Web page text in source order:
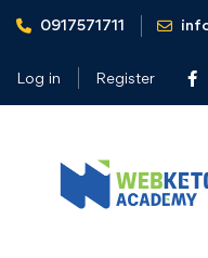
0917571711
Log in Register
Home
Tin tức - Sự kiện